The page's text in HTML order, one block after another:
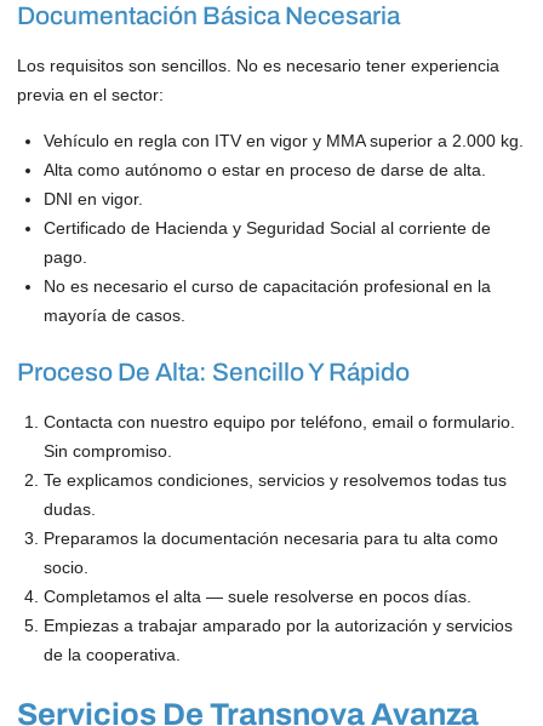
Documentación Básica Necesaria
Los requisitos son sencillos. No es necesario tener experiencia
previa en el sector:
Vehículo en regla con ITV en vigor y MMA superior a 2.000 kg.
Alta como autónomo o estar en proceso de darse de alta.
DNI en vigor.
Certificado de Hacienda y Seguridad Social al corriente de
pago.
No es necesario el curso de capacitación profesional en la
mayoría de casos.
Proceso De Alta: Sencillo Y Rápido
Contacta con nuestro equipo por teléfono, email o formulario.
Sin compromiso.
Te explicamos condiciones, servicios y resolvemos todas tus
dudas.
Preparamos la documentación necesaria para tu alta como
socio.
Completamos el alta — suele resolverse en pocos días.
Empiezas a trabajar amparado por la autorización y servicios
de la cooperativa.
Servicios De Transnova Avanza